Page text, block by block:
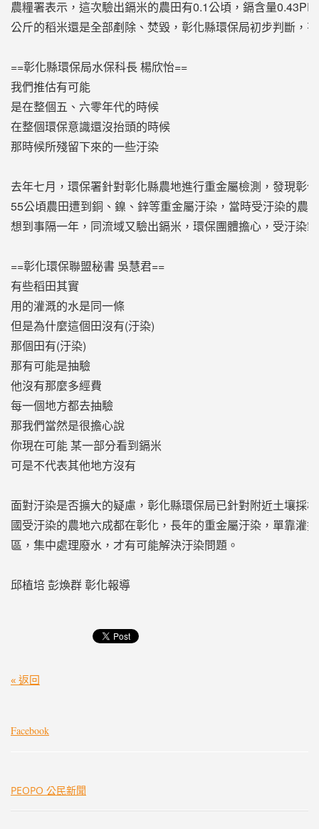
農糧署表示，這次驗出鎘米的農田有0.1公頃，鎘含量
公斤的稻米還是全部剷除、焚毀，彰化縣環保局初步判斷，
==彰化縣環保局水保科長 楊欣怡==
我們推估有可能
是在整個五、六零年代的時候
在整個環保意識還沒抬頭的時候
那時候所殘留下來的一些汙染
去年七月，環保署針對彰化縣農地進行重金屬檢測，發現彰
55公頃農田遭到銅、鎳、鋅等重金屬汙染，當時受汙染的農
想到事隔一年，同流域又驗出鎘米，環保團體擔心，受汙染
==彰化環保聯盟秘書 吳慧君==
有些稻田其實
用的灌溉的水是同一條
但是為什麼這個田沒有(汙染)
那個田有(汙染)
那有可能是抽驗
他沒有那麼多經費
每一個地方都去抽驗
那我們當然是很擔心說
你現在可能 某一部分看到鎘米
可是不代表其他地方沒有
面對汙染是否擴大的疑慮，彰化縣環保局已針對附近土壤採
國受汙染的農地六成都在彰化，長年的重金屬汙染，單靠灌
區，集中處理廢水，才有可能解決汙染問題。
邱植培 彭煥群 彰化報導
« 返回
Facebook
PEOPO 公民新聞